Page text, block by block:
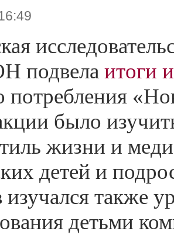
подвела итоги
потребления
было
жизни и
детей и
также
детьми